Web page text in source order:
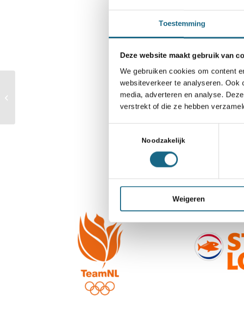
Toestemming
Deze website maakt gebruik van
We gebruiken cookies om content
websiteverkeer te analyseren. Ook
media, adverteren en analyse.
verstrekt of die ze hebben
Noodzakelijk
Weigeren